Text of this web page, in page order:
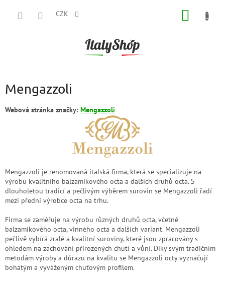
CZK
Mengazzoli
Webová stránka značky: Mengazzoli
Mengazzoli je renomovaná italská firma, která se specializuje na
výrobu kvalitního balzamikového octa a dalších druhů octa. S
dlouholetou tradicí a pečlivým výběrem surovin se Mengazzoli řadí
mezi přední výrobce octa na trhu.
Firma se zaměřuje na výrobu různých druhů octa, včetně
balzamikového octa, vinného octa a dalších variant. Mengazzoli
pečlivě vybírá zralé a kvalitní suroviny, které jsou zpracovány s
ohledem na zachování přirozených chutí a vůní. Díky svým tradičním
metodám výroby a důrazu na kvalitu se Mengazzoli octy vyznačují
bohatým a vyváženým chuťovým profilem.